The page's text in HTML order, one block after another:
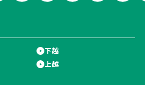
下越
上越